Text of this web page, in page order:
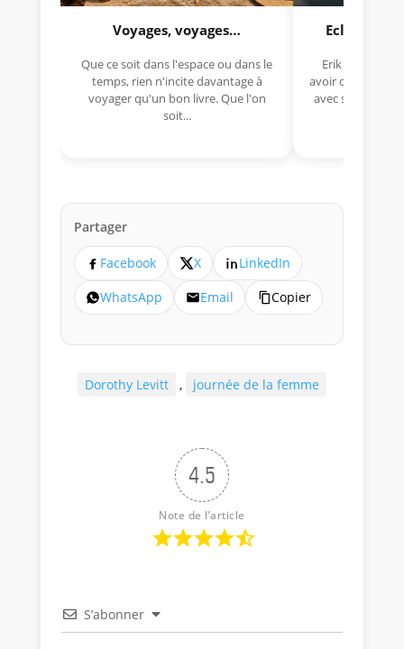
Voyages, voyages…
Que ce soit dans l'espace ou dans le
temps, rien n'incite davantage à
voyager qu'un bon livre. Que l'on
soit...
Eclectica
Erik Comas,
avoir déjà
avec sa Lancia
Partager
Facebook X
LinkedIn
WhatsApp
Email Copier
Dorothy Levitt , journée de la femme
4.5
Note de l’article
S’abonner